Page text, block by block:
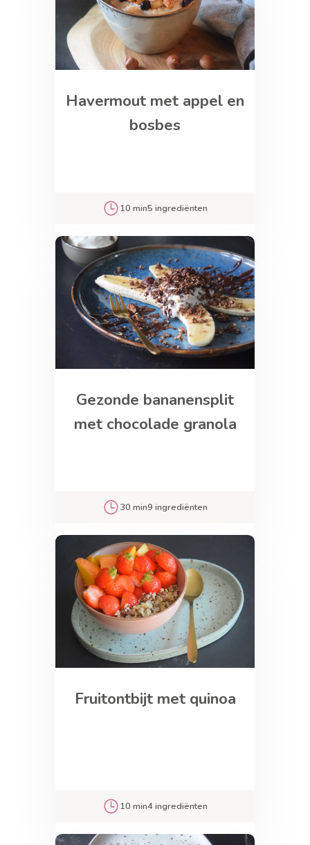
Havermout met appel en
bosbes
10 min5 ingrediënten
Gezonde bananensplit
met chocolade granola
30 min9 ingrediënten
Fruitontbijt met quinoa
10 min4 ingrediënten